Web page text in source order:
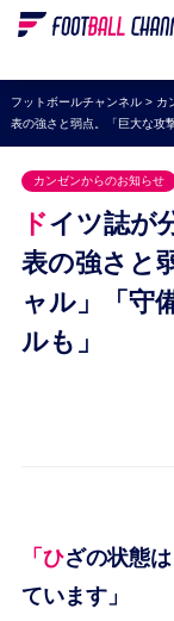
WEリー
海外サッカ
プレミ
ラ・リーガ
セリエA
ブンデス
UEFA
ナショナル
フットボールチャンネル> カ
表の強さと弱点。「巨大な攻
カンゼンからのお知らせ
ドイツ誌が分析したコートジボワール代
表の強さと
ャル」「守
ルも」
「ひざの状態はもう大丈夫。僕はできる準備はし
ています」